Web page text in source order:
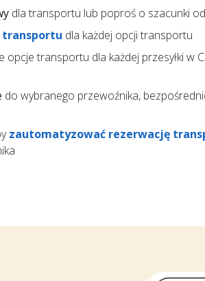
dla transportu lub poproś o szacunki
transportu dla każdej opcji transportu
opcje transportu dla każdej przesyłki w
do wybranego przewoźnika,
zautomatyzować rezerwację